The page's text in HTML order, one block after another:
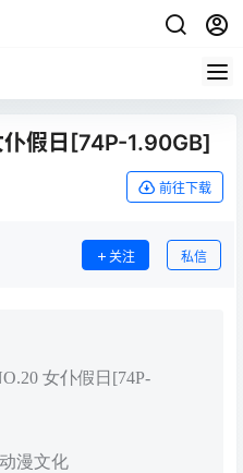
假日[74P-1.90GB]
前往下载
关注 私信
女仆假日[74P-
漫文化